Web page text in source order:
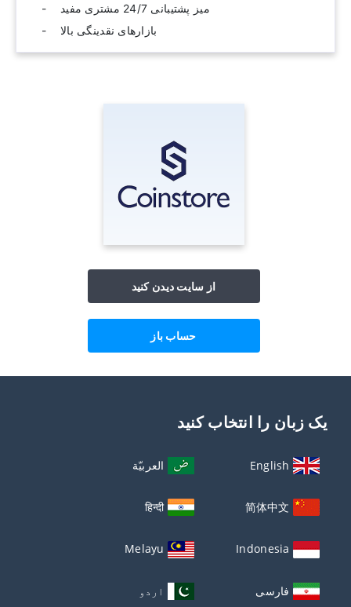
میز پشتیبانی 24/7 مشتری مفید
بازارهای نقدینگی بالا
از سایت دیدن کنید
حساب باز
یک زبان را انتخاب کنید
English العربيّة
简体中文
हिन्दी
Indonesia
Melayu
فارسی اردو